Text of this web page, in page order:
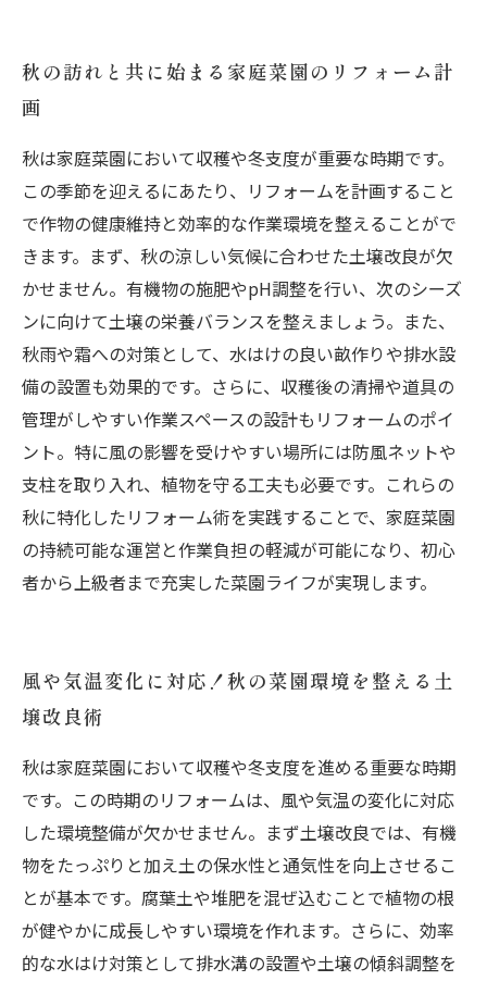
担を軽減
初心者も安心！秋の家庭菜園リフォームの実践
ポイント解説
経験者必見！秋の菜園リフォームでより充実し
た暮らしを実現
秋の訪れと共に始まる家庭菜園のリフォーム計
画
秋は家庭菜園において収穫や冬支度が重要な時期です。
この季節を迎えるにあたり、リフォームを計画すること
で作物の健康維持と効率的な作業環境を整えることがで
きます。まず、秋の涼しい気候に合わせた土壌改良が欠
かせません。有機物の施肥やpH調整を行い、次のシーズ
ンに向けて土壌の栄養バランスを整えましょう。また、
秋雨や霜への対策として、水はけの良い畝作りや排水設
備の設置も効果的です。さらに、収穫後の清掃や道具の
管理がしやすい作業スペースの設計もリフォームのポイ
ント。特に風の影響を受けやすい場所には防風ネットや
支柱を取り入れ、植物を守る工夫も必要です。これらの
秋に特化したリフォーム術を実践することで、家庭菜園
の持続可能な運営と作業負担の軽減が可能になり、初心
者から上級者まで充実した菜園ライフが実現します。
風や気温変化に対応！秋の菜園環境を整える土
壌改良術
秋は家庭菜園において収穫や冬支度を進める重要な時期
です。この時期のリフォームは、風や気温の変化に対応
した環境整備が欠かせません。まず土壌改良では、有機
物をたっぷりと加え土の保水性と通気性を向上させるこ
とが基本です。腐葉土や堆肥を混ぜ込むことで植物の根
が健やかに成長しやすい環境を作れます。さらに、効率
的な水はけ対策として排水溝の設置や土壌の傾斜調整を